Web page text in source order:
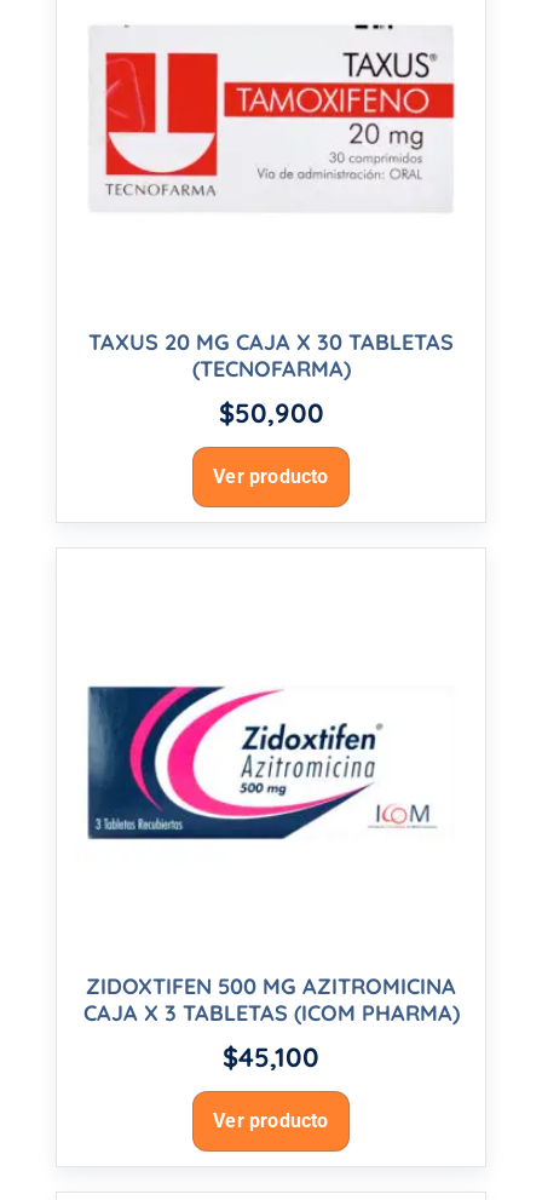
TAXUS 20 MG CAJA X 30 TABLETAS
(TECNOFARMA)
$50,900
Ver producto
ZIDOXTIFEN 500 MG AZITROMICINA
CAJA X 3 TABLETAS (ICOM PHARMA)
$45,100
Ver producto